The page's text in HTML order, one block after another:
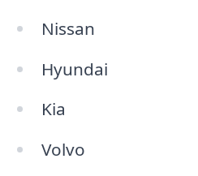
Nissan
Hyundai
Kia
Volvo